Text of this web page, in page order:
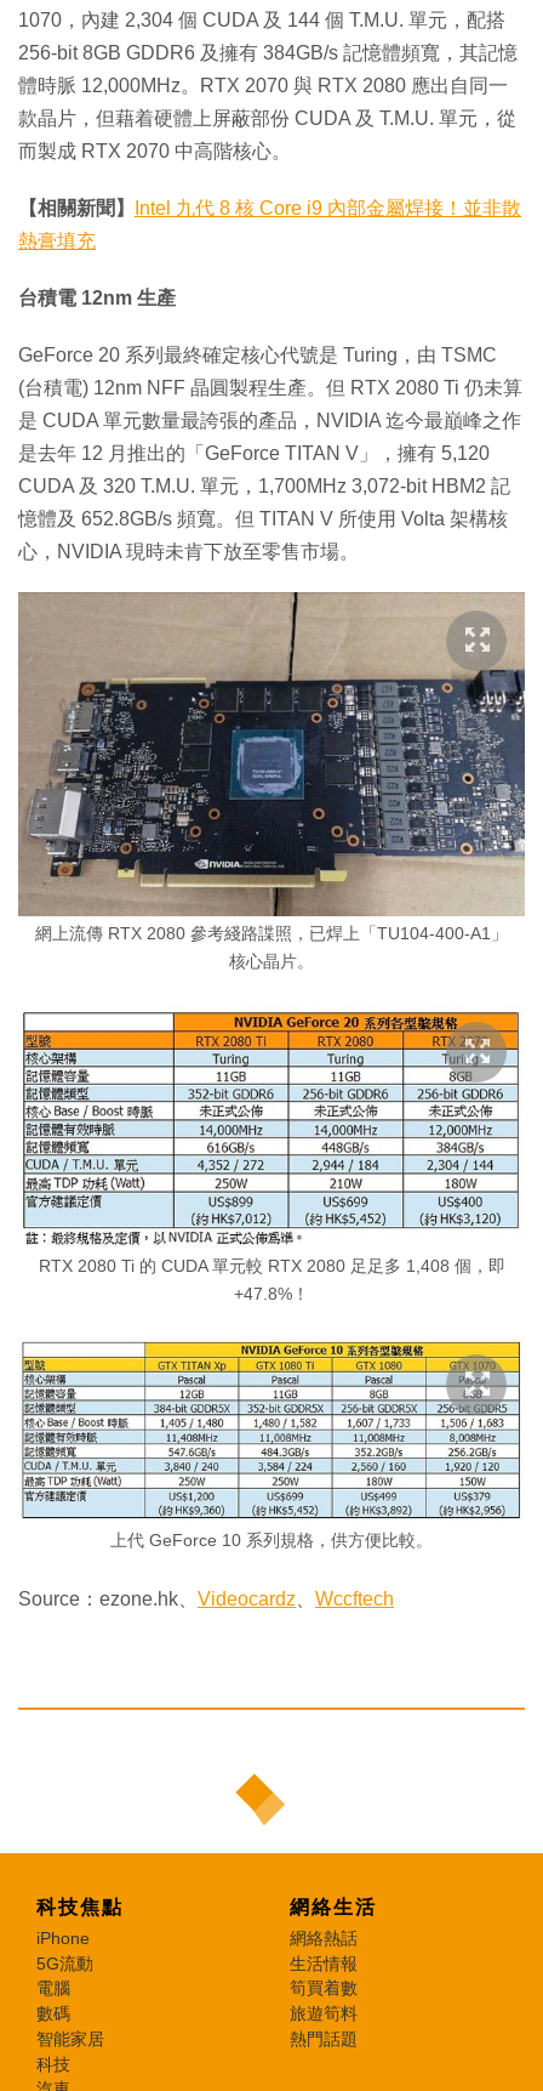
1070，內建 2,304 個 CUDA 及 144 個 T.M.U. 單元，配搭
256-bit 8GB GDDR6 及擁有 384GB/s 記憶體頻寬，其記憶
體時脈 12,000MHz。RTX 2070 與 RTX 2080 應出自同一
款晶片，但藉着硬體上屏蔽部份 CUDA 及 T.M.U. 單元，從
而製成 RTX 2070 中高階核心。
【相關新聞】
Intel 九代 8 核 Core i9 內部金屬焊接！並非散
熱膏填充
台積電 12nm 生產
GeForce 20 系列最終確定核心代號是 Turing，由 TSMC
(台積電) 12nm NFF 晶圓製程生產。但 RTX 2080 Ti 仍未算
是 CUDA 單元數量最誇張的產品，NVIDIA 迄今最巔峰之作
是去年 12 月推出的「GeForce TITAN V」，擁有 5,120
CUDA 及 320 T.M.U. 單元，1,700MHz 3,072-bit HBM2 記
憶體及 652.8GB/s 頻寬。但 TITAN V 所使用 Volta 架構核
心，NVIDIA 現時未肯下放至零售市場。
網上流傳 RTX 2080 參考綫路諜照，已焊上「TU104-400-A1」
核心晶片。
RTX 2080 Ti 的 CUDA 單元較 RTX 2080 足足多 1,408 個，即
+47.8%！
上代 GeForce 10 系列規格，供方便比較。
Source：ezone.hk、 Videocardz Wccftech
科技焦點
iPhone
5G流動
電腦
數碼
智能家居
科技
網絡生活
網絡熱話
生活情報
筍買着數
旅遊筍料
熱門話題